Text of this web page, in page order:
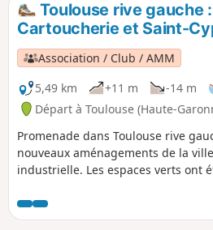
Toulouse rive gauche
Cartoucherie et Saint-
Association / Club / AMM
5,49 km
+11 m -14 m
Départ à Toulouse (Haute-
Promenade dans Toulouse rive
nouveaux aménagements de la
industrielle. Les espaces verts ont
déplacements y sont sécurisés et à
automobile. Le trajet se poursuit